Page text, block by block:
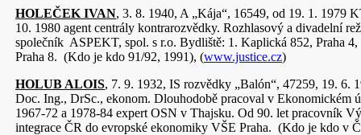
HOLEČEK IVAN, 3. 8. 1940, A „Kája“, 16549, od 19. 1. 1979
10. 1980 agent centrály kontrarozvědky. Rozhlasový a divadelní
společník ASPEKT, spol. s r.o. Bydliště: 1. Kaplická 852, Praha
Praha 8. (Kdo je kdo 91/92, 1991), (www.justice.cz)
HOLUB ALOIS, 7. 9. 1932, IS rozvědky „Balón“, 47259, 19. 6.
Doc. Ing., DrSc., ekonom. Dlouhodobě pracoval v Ekonomickém
1967-72 a 1978-84 expert OSN v Thajsku. Od 90. let pracovník
integrace ČR do evropské ekonomiky VŠE Praha. (Kdo je kdo v